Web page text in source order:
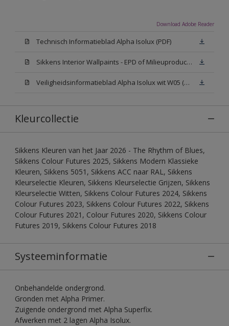
Download Adobe Reader
Technisch Informatieblad Alpha Isolux (PDF)
Sikkens Interior Wallpaints - EPD of Milieuproductverklaring
Veiligheidsinformatieblad Alpha Isolux wit W05 (SDS)
Kleurcollectie
Sikkens Kleuren van het Jaar 2026 - The Rhythm of Blues,
Sikkens Colour Futures 2025, Sikkens Modern Klassieke
Kleuren, Sikkens 5051, Sikkens ACC naar RAL, Sikkens
Kleurselectie Kleuren, Sikkens Kleurselectie Grijzen, Sikkens
Kleurselectie Witten, Sikkens Colour Futures 2024, Sikkens
Colour Futures 2023, Sikkens Colour Futures 2022, Sikkens
Colour Futures 2021, Colour Futures 2020, Sikkens Colour
Futures 2019, Sikkens Colour Futures 2018
Systeeminformatie
Onbehandelde ondergrond.
Gronden met Alpha Primer.
Zuigende ondergrond met Alpha Superfix.
Afwerken met 2 lagen Alpha Isolux.